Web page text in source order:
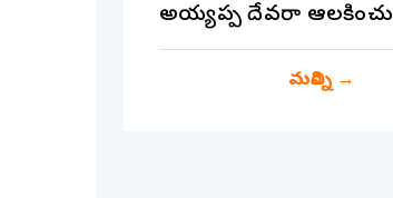
అయ్యప్ప దేవరా ఆలకించు
మరిన్ని→